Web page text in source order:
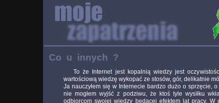
Co u innych ?
To że Internet jest kopalnią wiedzy jest
wartościową wiedzę wykopać ze stosów, gór, delikatnie
Ja nauczyłem się w Internecie bardzo dużo o sprzęcie,
nie mogłem wyjść z podziwu, że ktoś tyle wysiłku
odbiorcom swojej wiedzy będącej efektem lat pracy.